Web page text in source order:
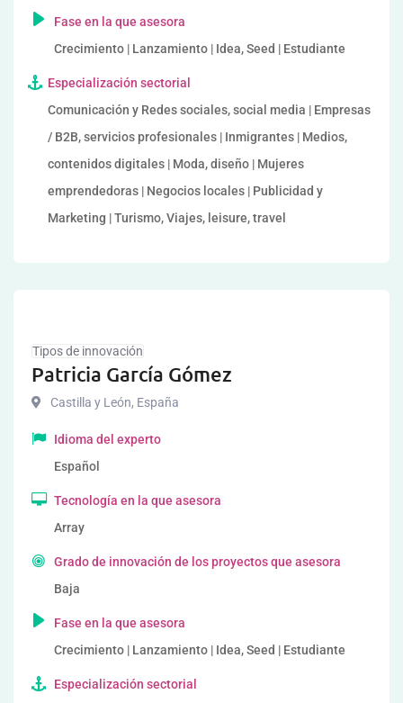
Fase en la que asesora
Crecimiento | Lanzamiento | Idea, Seed | Estudiante
Especialización sectorial
Comunicación y Redes sociales, social media | Empresas
/ B2B, servicios profesionales | Inmigrantes | Medios,
contenidos digitales | Moda, diseño | Mujeres
emprendedoras | Negocios locales | Publicidad y
Marketing | Turismo, Viajes, leisure, travel
Tipos de innovación
Patricia García Gómez
Castilla y León, España
Idioma del experto
Español
Tecnología en la que asesora
Array
Grado de innovación de los proyectos que asesora
Baja
Fase en la que asesora
Crecimiento | Lanzamiento | Idea, Seed | Estudiante
Especialización sectorial